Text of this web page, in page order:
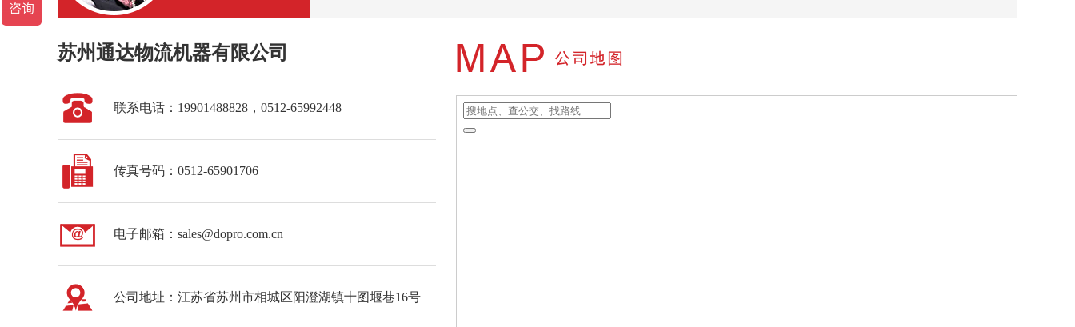
苏州通达物流机器有限公司
联系电话：19901488828， 0512-65992448
传真号码：0512-65901706
电子邮箱：sales@dopro.com.cn
公司地址：江苏省苏州市相城区阳澄湖镇十图堰巷16号